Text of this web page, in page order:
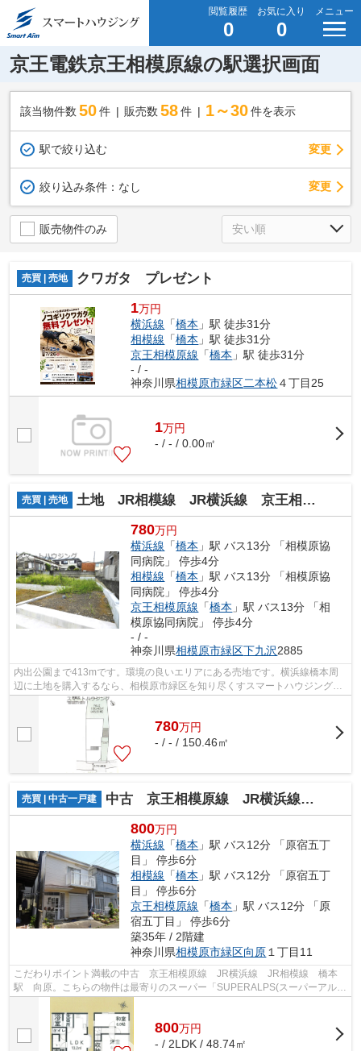
閲覧履歴
0
お気に入り
0
メニュー
京王電鉄京王相模原線の駅選択画面
該当物件数 50件 販売数 58 件 1～30 件を表示
駅で絞り込む 変更
絞り込み条件： なし 変更
販売物件のみ
売買 | 売地 クワガタ プレゼント
1万円
横浜線 「橋本 」駅 徒歩31分
相模線 「橋本 」駅 徒歩31分
京王相模原線 「橋本 」駅 徒歩31分
- / -
神奈川県相模原市緑区二本松４丁目25
1万円
- / - / 0.00㎡
売買 | 売地 土地 JR相模線 JR横浜線 京王相模線 橋本駅 下九沢
780万円
横浜線 「橋本 」駅 バス13分 「相模原協
同病院」 停歩4分
相模線 「橋本 」駅 バス13分 「相模原協
同病院」 停歩4分
京王相模原線 「橋本 」駅 バス13分 「相
模原協同病院」 停歩4分
- / -
神奈川県相模原市緑区下九沢2885
内出公園まで413mです。環境の良いエリアにある売地です。横浜線橋本周
辺に土地を購入するなら、相模原市緑区を知り尽くすスマートハウジングに
お問い合わせください。sma-hs88@smart-...
780万円
- / - / 150.46㎡
売買 | 中古一戸建 中古 京王相模原線 JR横浜線 JR相模線 橋本駅 向原
800万円
横浜線 「橋本 」駅 バス12分 「原宿五丁
目」 停歩6分
相模線 「橋本 」駅 バス12分 「原宿五丁
目」 停歩6分
京王相模原線 「橋本 」駅 バス12分 「原
宿五丁目」 停歩6分
築35年 / 2階建
神奈川県相模原市緑区向原 １丁目11
こだわりポイント満載の中古 京王相模原線 JR横浜線 JR相模線 橋本
駅 向原。こちらの物件は最寄りのスーパー「SUPERALPS(スーパーアルプ
ス) 相模原インター店」が476m以内にあり...
800万円
- / 2LDK / 48.74㎡